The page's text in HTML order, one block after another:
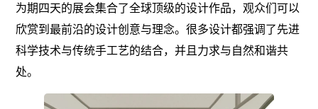
为期四天的展会集合了全球顶级的设计作品，观众们可以
欣赏到最前沿的设计创意与理念。很多设计都强调了先进
科学技术与传统手工艺的结合，并且力求与自然和谐共
处。